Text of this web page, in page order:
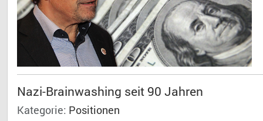
Nazi-Brainwashing seit 90 Jahren
Kategorie: Positionen